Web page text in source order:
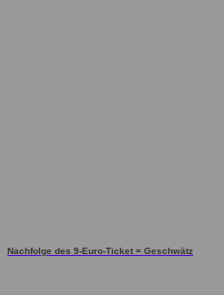
Nachfolge des 9-Euro-Ticket = Geschwätz